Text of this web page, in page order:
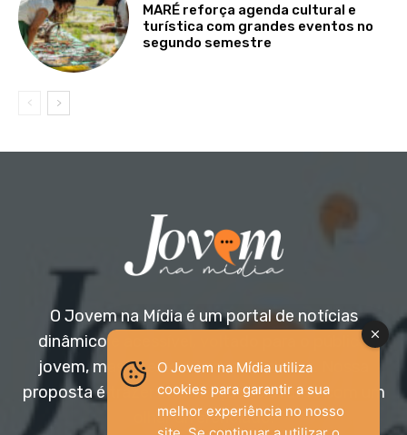
MARÉ reforça agenda cultural e
turística com grandes eventos no
segundo semestre
O Jovem na Mídia é um portal de notícias
dinâmico e acessível, voltado para o público
jovem, mas aberto a todas as idades. Nossa
proposta é trazer informação relevante com um
olhar diferenciado.
O Jovem na Mídia utiliza
cookies para garantir a sua
melhor experiência no nosso